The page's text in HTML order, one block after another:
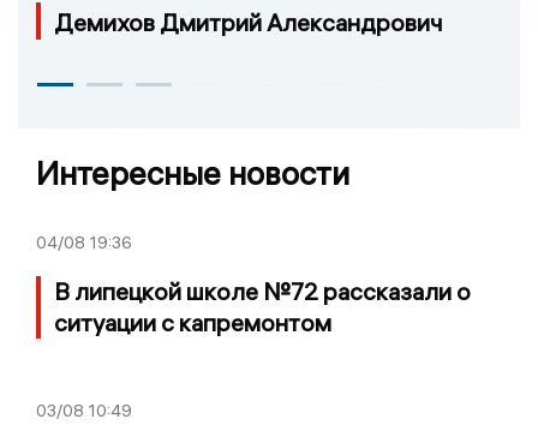
Демихов Дмитрий Александрович
Интересные новости
04/08 19:36
В липецкой школе №72 рассказали о
ситуации с капремонтом
03/08 10:49